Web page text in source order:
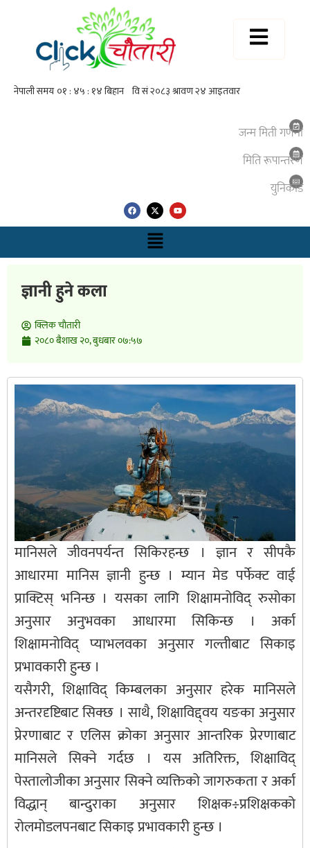
जन्म मिती गणना
मिति रूपान्तरण
युनिकाेड
ज्ञानी हुने कला
क्लिक चाैतारी
२०८० बैशाख २०, बुधबार ०७:५७
मानिसले जीवनपर्यन्त सिकिरहन्छ । ज्ञान र सीपकै
आधारमा मानिस ज्ञानी हुन्छ । म्यान मेड पर्फेक्ट वाई
प्राक्टिस् भनिन्छ । यसका लागि शिक्षामनोविद् रुसोका
अनुसार अनुभवका आधारमा सिकिन्छ । अर्का
शिक्षामनोविद् प्याभलवका अनुसार गल्तीबाट सिकाइ
प्रभावकारी हुन्छ ।
यसैगरी, शिक्षाविद् किम्बलका अनुसार हरेक मानिसले
अन्तरदृष्टिबाट सिक्छ । साथै, शिक्षाविद्द्वय यङका अनुसार
प्रेरणाबाट र एलिस क्रोका अनुसार आन्तरिक प्रेरणाबाट
मानिसले सिक्ने गर्दछ । यस अतिरिक्त, शिक्षाविद्
पेस्तालोजीका अनुसार सिक्ने व्यक्तिको जागरुकता र अर्का
विद्धान् बान्दुराका अनुसार शिक्षक÷प्रशिक्षकको
रोलमोडलपनबाट सिकाइ प्रभावकारी हुन्छ ।